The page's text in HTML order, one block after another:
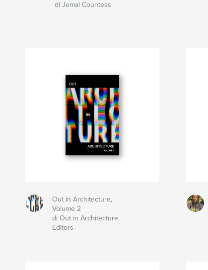
di Jemal Countess
Out in Architecture,
Volume 2
di Out in Architecture
Editors